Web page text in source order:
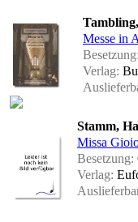
Messe in
Besetzung:
Verlag:
Stamm,
Missa
Besetzung:
Verlag: